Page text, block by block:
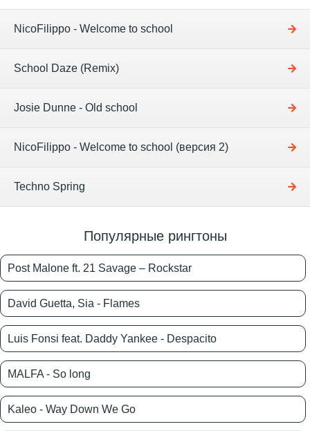
NicoFilippo - Welcome to school
School Daze (Remix)
Josie Dunne - Old school
NicoFilippo - Welcome to school (версия 2)
Techno Spring
Популярные рингтоны
Post Malone ft. 21 Savage – Rockstar
David Guetta, Sia - Flames
Luis Fonsi feat. Daddy Yankee - Despacito
MALFA - So long
Kaleo - Way Down We Go